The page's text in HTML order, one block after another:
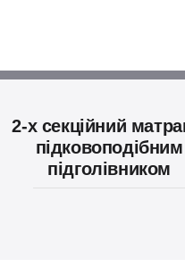
2-х секційний
підковоподібним
підголівником